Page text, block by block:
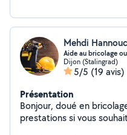
Mehdi
Aide au bricolage
Dijon (Stalingrad)
5/5 (19 avis)
Présentation
Bonjour, doué en
prestations si vous